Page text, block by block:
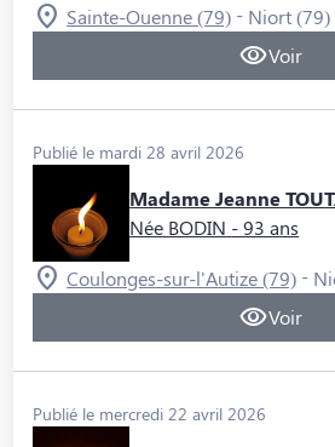
Sainte-Ouenne (79) - Niort (79)
Voir
Publié le mardi 28 avril 2026
Madame Jeanne
Née BODIN - 93 ans
Coulonges-sur-l'Autize (79) -
Voir
Publié le mercredi 22 avril 2026